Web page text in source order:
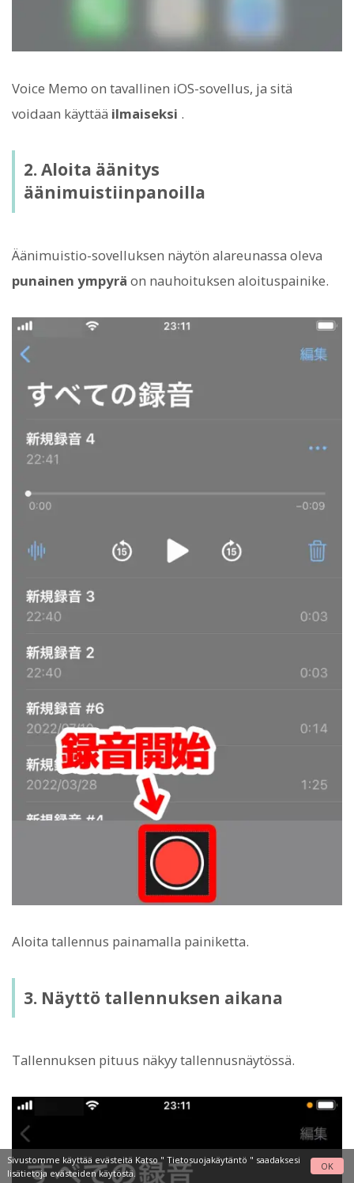
Voice Memo on tavallinen iOS-sovellus, ja sitä
voidaan käyttää ilmaiseksi .
2. Aloita äänitys
äänimuistiinpanoilla
Äänimuistio-sovelluksen näytön alareunassa oleva
punainen ympyrä on nauhoituksen aloituspainike.
Aloita tallennus painamalla painiketta.
3. Näyttö tallennuksen aikana
Tallennuksen pituus näkyy tallennusnäytössä.
Sivustomme käyttää evästeitä Katso " Tietosuojakäytäntö " saadaksesi
lisätietoja evästeiden käytöstä.
OK